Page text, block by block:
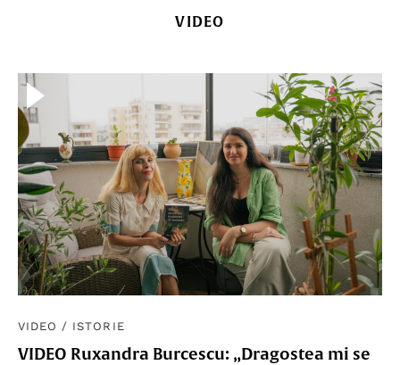
VIDEO
VIDEO / ISTORIE
VIDEO Ruxandra Burcescu: „Dragostea mi se